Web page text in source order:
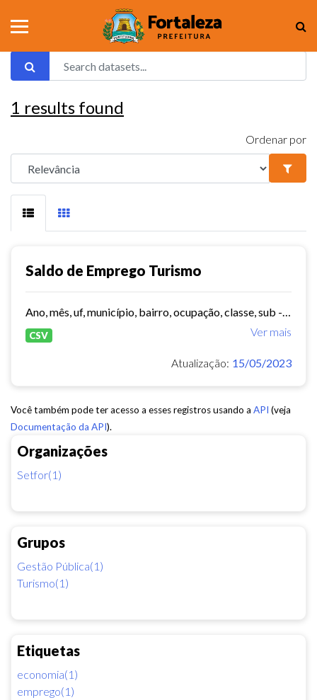
Organizações
Setfor(1)
Grupos
Gestão Pública(1)
Turismo(1)
Etiquetas
economia(1)
emprego(1)
1 results found
Ordenar por
Saldo de Emprego Turismo
Ver mais
CSV
Atualização: 15/05/2023
Você também pode ter acesso a esses registros usando a API (veja
Documentação da API).